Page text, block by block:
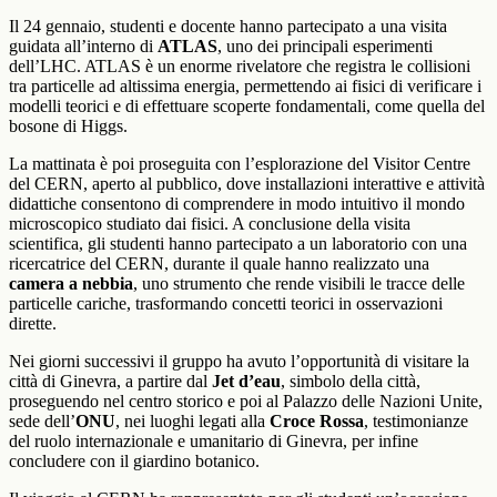
Il 24 gennaio, studenti e docente hanno partecipato a una visita
guidata all’interno di ATLAS, uno dei principali esperimenti
dell’LHC. ATLAS è un enorme rivelatore che registra le collisioni
tra particelle ad altissima energia, permettendo ai fisici di verificare i
modelli teorici e di effettuare scoperte fondamentali, come quella del
bosone di Higgs.
La mattinata è poi proseguita con l’esplorazione del Visitor Centre
del CERN, aperto al pubblico, dove installazioni interattive e attività
didattiche consentono di comprendere in modo intuitivo il mondo
microscopico studiato dai fisici. A conclusione della visita
scientifica, gli studenti hanno partecipato a un laboratorio con una
ricercatrice del CERN, durante il quale hanno realizzato una
camera a nebbia, uno strumento che rende visibili le tracce delle
particelle cariche, trasformando concetti teorici in osservazioni
dirette.
Nei giorni successivi il gruppo ha avuto l’opportunità di visitare la
città di Ginevra, a partire dal Jet d’eau, simbolo della città,
proseguendo nel centro storico e poi al Palazzo delle Nazioni Unite,
sede dell’ONU, nei luoghi legati alla Croce Rossa, testimonianze
del ruolo internazionale e umanitario di Ginevra, per infine
concludere con il giardino botanico.